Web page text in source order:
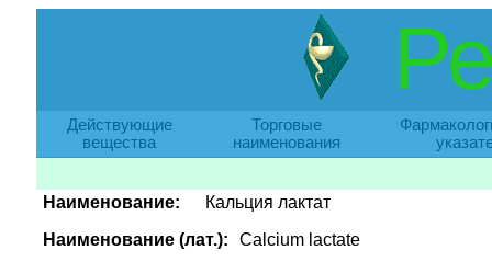
Действующие
вещества
Торговые
наименования
Наименование:
Кальция лактат
Наименование (лат.):
Calcium lactate